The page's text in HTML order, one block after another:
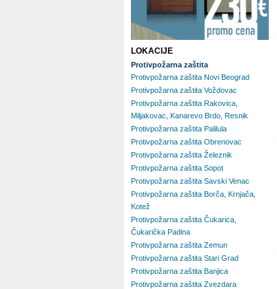
LOKACIJE
Protivpožarna zaštita
Protivpožarna zaštita Novi Beograd
Protivpožarna zaštita Voždovac
Protivpožarna zaštita Rakovica,
Miljakovac, Kanarevo Brdo, Resnik
Protivpožarna zaštita Palilula
Protivpožarna zaštita Obrenovac
Protivpožarna zaštita Železnik
Protivpožarna zaštita Sopot
Protivpožarna zaštita Savski Venac
Protivpožarna zaštita Borča, Krnjača,
Kotež
Protivpožarna zaštita Čukarica,
Čukarička Padina
Protivpožarna zaštita Zemun
Protivpožarna zaštita Stari Grad
Protivpožarna zaštita Banjica
Protivpožarna zaštita Zvezdara